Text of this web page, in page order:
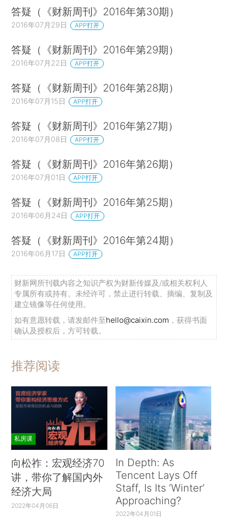
答疑（《财新周刊》2016年第30期）
2016年07月29日 APP打开
答疑（《财新周刊》2016年第29期）
2016年07月22日 APP打开
答疑（《财新周刊》2016年第28期）
2016年07月15日 APP打开
答疑（《财新周刊》2016年第27期）
2016年07月08日 APP打开
答疑（《财新周刊》2016年第26期）
2016年07月01日 APP打开
答疑（《财新周刊》2016年第25期）
2016年06月24日 APP打开
答疑（《财新周刊》2016年第24期）
2016年06月17日 APP打开
财新网所刊载内容之知识产权为财新传媒及/或相关权利人
专属所有或持有。未经许可，禁止进行转载、摘编、复制及
建立镜像等任何使用。
如有意愿转载，请发邮件至hello@caixin.com ，获得书面
确认及授权后，方可转载。
推荐阅读
私房课
向松祚：宏观经济70
讲，带你了解国内外
经济大局
2022年04月06日
In Depth: As
Tencent Lays Off
Staff, Is Its ‘Winter’
Approaching?
2022年04月01日